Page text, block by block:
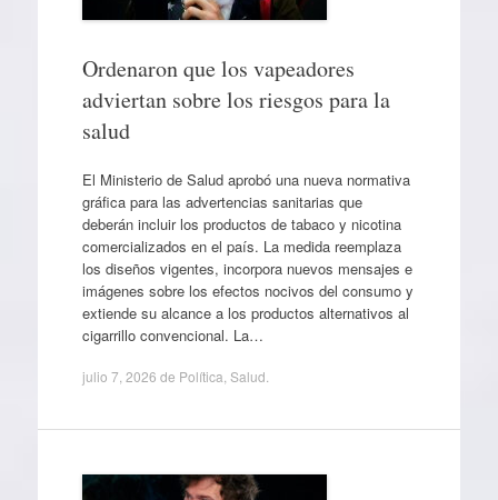
Ordenaron que los vapeadores
adviertan sobre los riesgos para la
salud
El Ministerio de Salud aprobó una nueva normativa
gráfica para las advertencias sanitarias que
deberán incluir los productos de tabaco y nicotina
comercializados en el país. La medida reemplaza
los diseños vigentes, incorpora nuevos mensajes e
imágenes sobre los efectos nocivos del consumo y
extiende su alcance a los productos alternativos al
cigarrillo convencional. La…
julio 7, 2026 de Política Salud